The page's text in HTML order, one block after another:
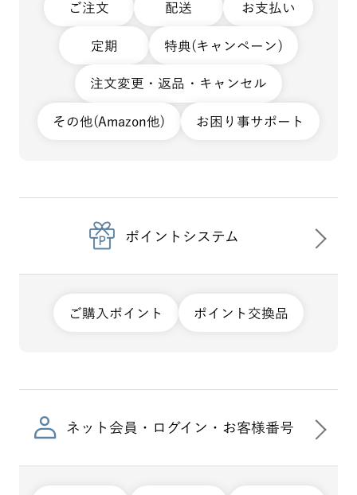
ご注文 配送 お支払い
定期 特典(キャンペーン)
注文変更・返品・キャンセル
その他(Amazon他) お困り事サポート
ポイントシステム
ご購入ポイント ポイント交換品
ネット会員・ログイン・お客様番号